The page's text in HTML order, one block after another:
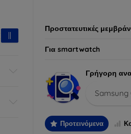
Προστατευτικές
Για smartwatch
Γρήγορη
Samsung
Προτεινόμενα